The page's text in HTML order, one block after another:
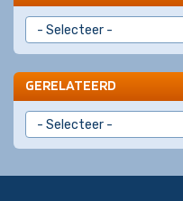
GERELATEERD